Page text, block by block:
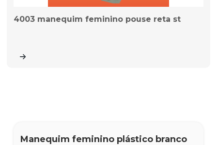
4003 manequim feminino pouse reta st
Manequim feminino plástico branco